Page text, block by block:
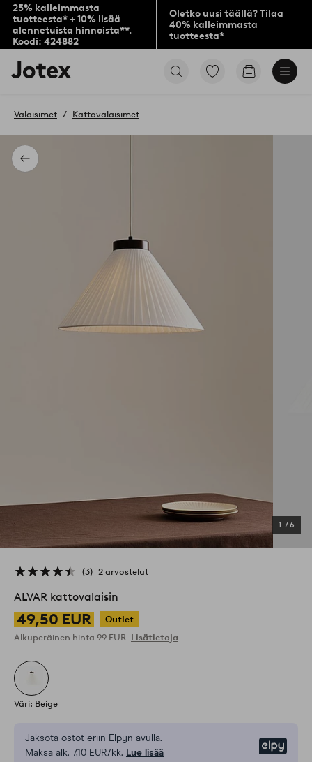
25% kalleimmasta
tuotteesta* + 10% lisää
alennetuista hinnoista**.
Koodi: 424882
Oletko uusi täällä? Tilaa
40% kalleimmasta
tuotteesta*
Jotex-
logo
aloitussivulle
Siirry
Siirry
Takaisin
Valaisimet Kattovalaisimet
1 /6
3 2 arvostelut
ALVAR kattovalaisin
49,50 EUR
Outlet
Alkuperäinen hinta 99 EUR Lisätietoja
Väri: Beige
Jaksota ostot eriin Elpyn avulla.
Maksa alk. 7,10 EUR/kk. Lue lisää